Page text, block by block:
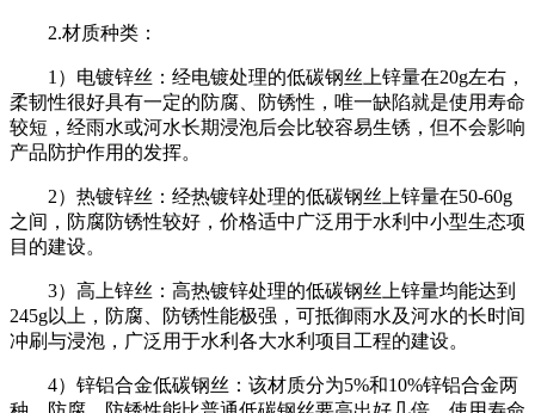
2.材质种类：
1）电镀锌丝：经电镀处理的低碳钢丝上锌量在20g左右，
柔韧性很好具有一定的防腐、防锈性，唯一缺陷就是使用寿命
较短，经雨水或河水长期浸泡后会比较容易生锈，但不会影响
产品防护作用的发挥。
2）热镀锌丝：经热镀锌处理的低碳钢丝上锌量在50-60g
之间，防腐防锈性较好，价格适中广泛用于水利中小型生态项
目的建设。
3）高上锌丝：高热镀锌处理的低碳钢丝上锌量均能达到
245g以上，防腐、防锈性能极强，可抵御雨水及河水的长时间
冲刷与浸泡，广泛用于水利各大水利项目工程的建设。
4）锌铝合金低碳钢丝：该材质分为5%和10%锌铝合金两